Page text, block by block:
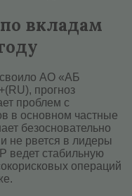
вкладам
АО «АБ
прогноз
проблем с
в основном частные
безосновательно
не рвется в лидеры
ведет стабильную
операций